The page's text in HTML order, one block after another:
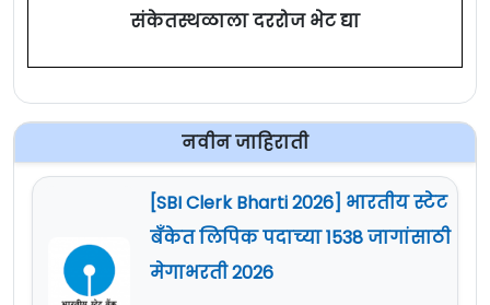
संकेतस्थळाला दररोज भेट द्या
नवीन जाहिराती
[SBI Clerk Bharti 2026] भारतीय स्टेट
बँकेत लिपिक पदाच्या 1538 जागांसाठी
मेगाभरती 2026